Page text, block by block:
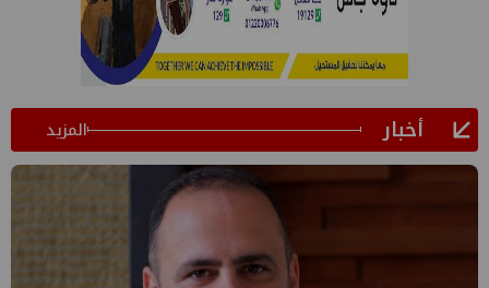
أخبار المزيد